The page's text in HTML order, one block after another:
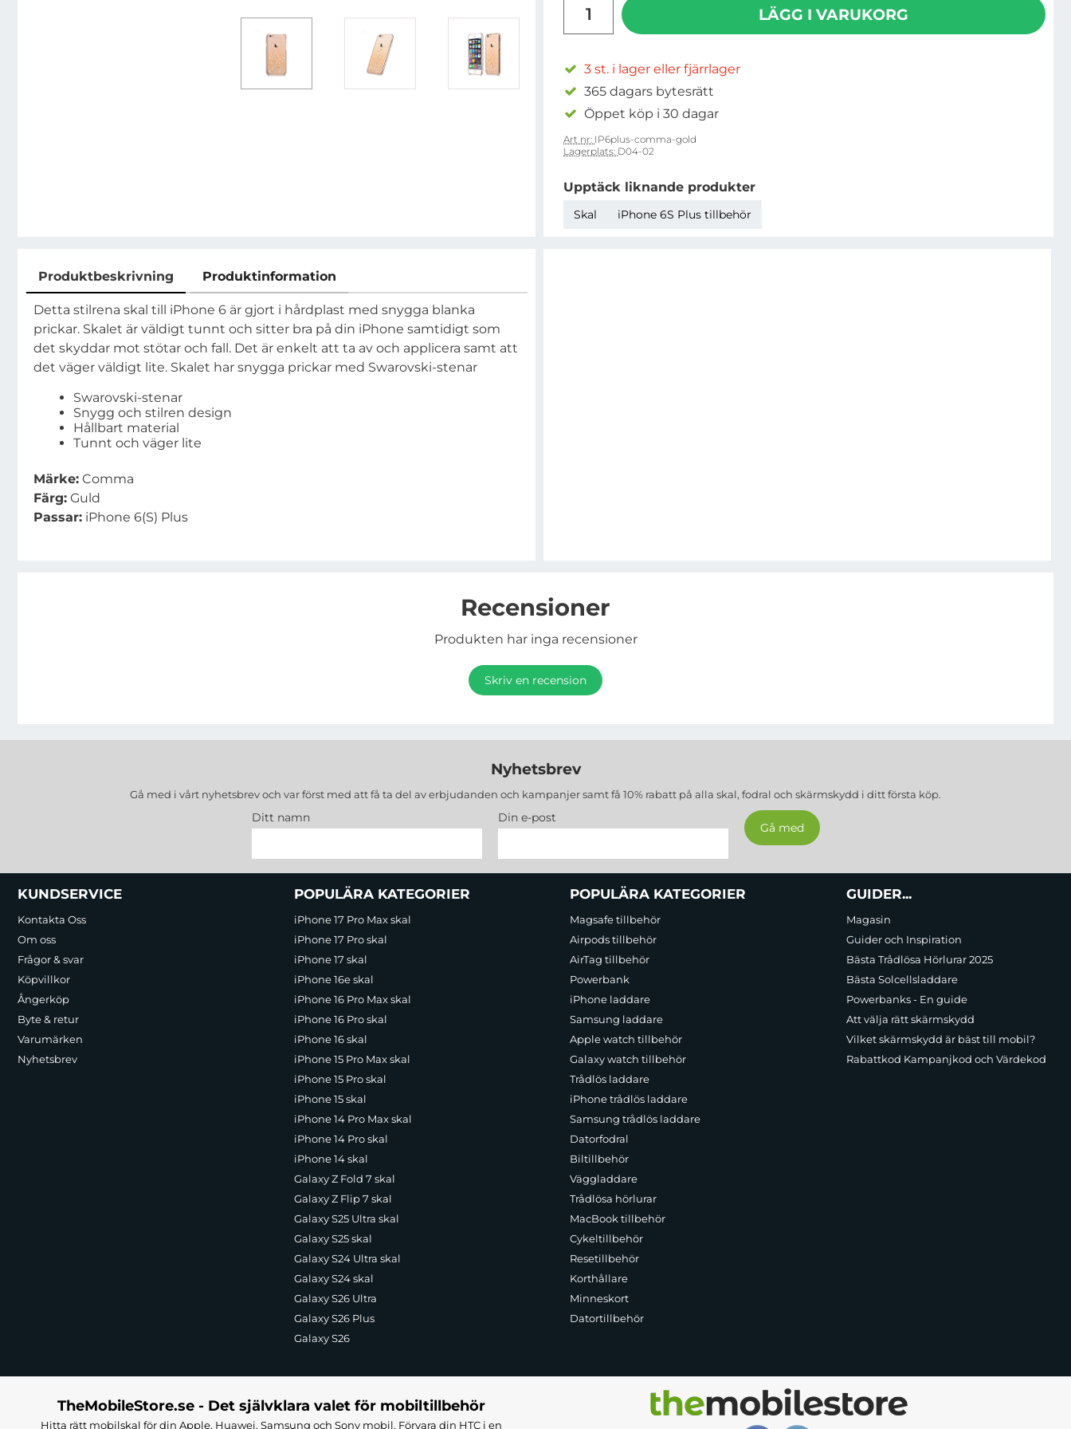
LÄGG I VARUKORG
3 st. i lager eller fjärrlager
365 dagars bytesrätt
Öppet köp i 30 dagar
Art nr: IP6plus-comma-gold
Lagerplats: D04-02
Upptäck liknande produkter
Skal iPhone 6S Plus tillbehör
Produktbeskrivning Produktinformation
Produktbeskrivning
Detta stilrena skal till iPhone 6 är gjort i hårdplast med snygga blanka
prickar. Skalet är väldigt tunnt och sitter bra på din iPhone samtidigt som
det skyddar mot stötar och fall. Det är enkelt att ta av och applicera samt att
det väger väldigt lite. Skalet har snygga prickar med Swarovski-stenar
Swarovski-stenar
Snygg och stilren design
Hållbart material
Tunnt och väger lite
Märke: Comma
Färg: Guld
Passar: iPhone 6(S) Plus
Recensioner
Produkten har inga recensioner
Skriv en recension
Nyhetsbrev
Gå med i vårt nyhetsbrev och var först med att få ta del av erbjudanden och kampanjer samt få 10% rabatt på alla skal, fodral och skärmskydd i ditt första köp.
Ditt namn Din e-post
Sidfot Blandad info och länkar
KUNDSERVICE
Kontakta Oss
Om oss
Frågor & svar
Köpvillkor
Ångerköp
Byte & retur
Varumärken
Nyhetsbrev
POPULÄRA KATEGORIER
iPhone 17 Pro Max skal
iPhone 17 Pro skal
iPhone 17 skal
iPhone 16e skal
iPhone 16 Pro Max skal
iPhone 16 Pro skal
iPhone 16 skal
iPhone 15 Pro Max skal
iPhone 15 Pro skal
iPhone 15 skal
iPhone 14 Pro Max skal
iPhone 14 Pro skal
iPhone 14 skal
Galaxy Z Fold 7 skal
Galaxy Z Flip 7 skal
Galaxy S25 Ultra skal
Galaxy S25 skal
Galaxy S24 Ultra skal
Galaxy S24 skal
Galaxy S26 Ultra
Galaxy S26 Plus
Galaxy S26
POPULÄRA KATEGORIER
Magsafe tillbehör
Airpods tillbehör
AirTag tillbehör
Powerbank
iPhone laddare
Samsung laddare
Apple watch tillbehör
Galaxy watch tillbehör
Trådlös laddare
iPhone trådlös laddare
Samsung trådlös laddare
Datorfodral
Biltillbehör
Väggladdare
Trådlösa hörlurar
MacBook tillbehör
Cykeltillbehör
Resetillbehör
Korthållare
Minneskort
Datortillbehör
GUIDER...
Magasin
Guider och Inspiration
Bästa Trådlösa Hörlurar 2025
Bästa Solcellsladdare
Powerbanks - En guide
Att välja rätt skärmskydd
Vilket skärmskydd är bäst till mobil?
Rabattkod Kampanjkod och Värdekod
TheMobileStore.se - Det självklara valet för mobiltillbehör
Hitta rätt mobilskal för din Apple, Huawei, Samsung och Sony mobil. Förvara din HTC i en